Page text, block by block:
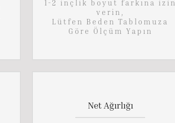
1-2 inçlik boyut farkına izin
verin,
Lütfen Beden Tablomuza
Göre Ölçüm Yapın
Net Ağırlığı